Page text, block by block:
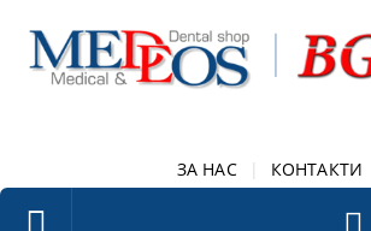
ЗА НАС КОНТАКТИ